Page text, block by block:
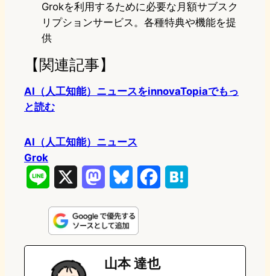
Grokを利用するために必要な月額サブスク
リプションサービス。各種特典や機能を提
供
【関連記事】
AI（人工知能）ニュースをinnovaTopiaでもっ
と読む
AI（人工知能）ニュース
Grok
n
e
s
t
o
u
e
s
e
b
e
山本 達也